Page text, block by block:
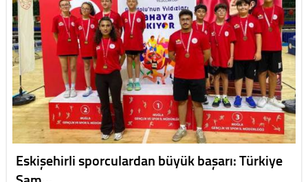
Eskişehirli sporculardan büyük başarı: Türkiye